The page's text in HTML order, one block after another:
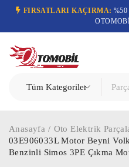
FIRSATLARI KAÇIRMA:
Anasayfa / Oto Elektrik
03E906033L Motor Beyni
Benzinli Simos 3PE Çıkma